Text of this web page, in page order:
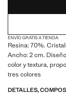
ENVÍO GRATIS A TIENDA
Resina: 70%.
Ancho: 2 cm.
color y textura,
tres colores
DETALLES,